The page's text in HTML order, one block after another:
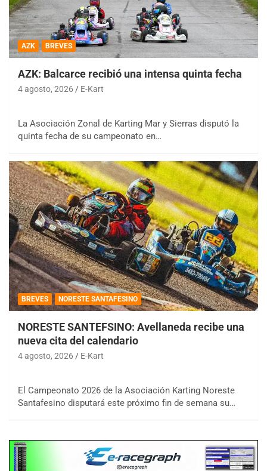
AZK BREVES
AZK: Balcarce recibió una intensa quinta fecha
4 agosto, 2026 E-Kart
La Asociación Zonal de Karting Mar y Sierras disputó la
quinta fecha de su campeonato en…
BREVES NORESTE SANTAFESINO
NORESTE SANTEFSINO: Avellaneda recibe una
nueva cita del calendario
4 agosto, 2026 E-Kart
El Campeonato 2026 de la Asociación Karting Noreste
Santafesino disputará este próximo fin de semana su…
08/09-AGO
IAME SERIES ARGENTINA 6
Ramiro Tot (Asfalto)
KDO - F6
Ciudad de Trenque Lauquen (Asfalto)